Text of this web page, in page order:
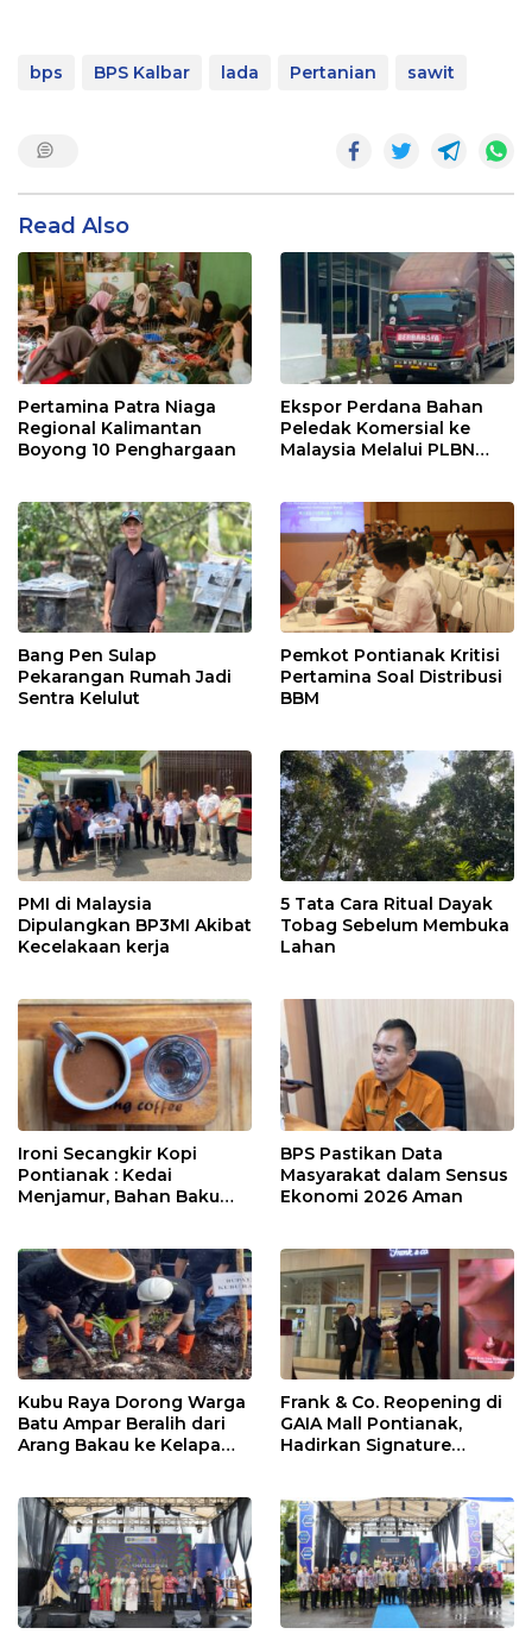
bps BPS Kalbar lada Pertanian sawit
Read Also
Pertamina Patra Niaga
Regional Kalimantan
Boyong 10 Penghargaan
Ekspor Perdana Bahan
Peledak Komersial ke
Malaysia Melalui PLBN
Bang Pen Sulap
Pekarangan Rumah Jadi
Sentra Kelulut
Pemkot Pontianak Kritisi
Pertamina Soal Distribusi
BBM
PMI di Malaysia
Dipulangkan BP3MI Akibat
Kecelakaan kerja
5 Tata Cara Ritual Dayak
Tobag Sebelum Membuka
Lahan
Ironi Secangkir Kopi
Pontianak : Kedai
Menjamur, Bahan Baku
BPS Pastikan Data
Masyarakat dalam Sensus
Ekonomi 2026 Aman
Kubu Raya Dorong Warga
Batu Ampar Beralih dari
Arang Bakau ke Kelapa
Frank & Co. Reopening di
GAIA Mall Pontianak,
Hadirkan Signature